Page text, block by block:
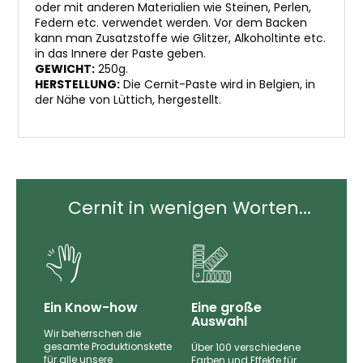
oder mit anderen Materialien wie Steinen, Perlen,
Federn etc. verwendet werden. Vor dem Backen
kann man Zusatzstoffe wie Glitzer, Alkoholtinte etc.
in das Innere der Paste geben.
GEWICHT: 250g.
HERSTELLUNG: Die Cernit-Paste wird in Belgien, in
der Nähe von Lüttich, hergestellt.
Cernit in wenigen Worten...
Ein Know-how
Wir beherrschen die
gesamte Produktionskette
für alle unsere
Eine große
Auswahl
Über 100 verschiedene
Farben und Effekte für